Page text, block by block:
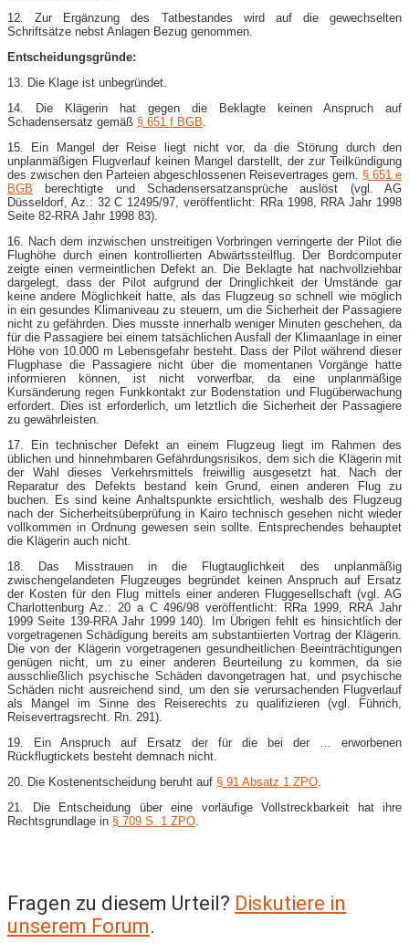
12. Zur Ergänzung des Tatbestandes wird auf die gewechselten
Schriftsätze nebst Anlagen Bezug genommen.
Entscheidungsgründe:
13. Die Klage ist unbegründet.
14. Die Klägerin hat gegen die Beklagte keinen Anspruch auf
Schadensersatz gemäß § 651 f BGB
15. Ein Mangel der Reise liegt nicht vor, da die Störung durch den
unplanmäßigen Flugverlauf keinen Mangel darstellt, der zur Teilkündigung
des zwischen den Parteien abgeschlossenen Reisevertrages gem. § 651 e
BGB berechtigte und Schadensersatzansprüche auslöst (vgl. AG
Düsseldorf, Az.: 32 C 12495/97, veröffentlicht: RRa 1998, RRA Jahr 1998
Seite 82-RRA Jahr 1998 83).
16. Nach dem inzwischen unstreitigen Vorbringen verringerte der Pilot die
Flughöhe durch einen kontrollierten Abwärtssteilflug. Der Bordcomputer
zeigte einen vermeintlichen Defekt an. Die Beklagte hat nachvollziehbar
dargelegt, dass der Pilot aufgrund der Dringlichkeit der Umstände gar
keine andere Möglichkeit hatte, als das Flugzeug so schnell wie möglich
in ein gesundes Klimaniveau zu steuern, um die Sicherheit der Passagiere
nicht zu gefährden. Dies musste innerhalb weniger Minuten geschehen, da
für die Passagiere bei einem tatsächlichen Ausfall der Klimaanlage in einer
Höhe von 10.000 m Lebensgefahr besteht. Dass der Pilot während dieser
Flugphase die Passagiere nicht über die momentanen Vorgänge hatte
informieren können, ist nicht vorwerfbar, da eine unplanmäßige
Kursänderung regen Funkkontakt zur Bodenstation und Flugüberwachung
erfordert. Dies ist erforderlich, um letztlich die Sicherheit der Passagiere
zu gewährleisten.
17. Ein technischer Defekt an einem Flugzeug liegt im Rahmen des
üblichen und hinnehmbaren Gefährdungsrisikos, dem sich die Klägerin mit
der Wahl dieses Verkehrsmittels freiwillig ausgesetzt hat. Nach der
Reparatur des Defekts bestand kein Grund, einen anderen Flug zu
buchen. Es sind keine Anhaltspunkte ersichtlich, weshalb des Flugzeug
nach der Sicherheitsüberprüfung in Kairo technisch gesehen nicht wieder
vollkommen in Ordnung gewesen sein sollte. Entsprechendes behauptet
die Klägerin auch nicht.
18. Das Misstrauen in die Flugtauglichkeit des unplanmäßig
zwischengelandeten Flugzeuges begründet keinen Anspruch auf Ersatz
der Kosten für den Flug mittels einer anderen Fluggesellschaft (vgl. AG
Charlottenburg Az.: 20 a C 496/98 veröffentlicht: RRa 1999, RRA Jahr
1999 Seite 139-RRA Jahr 1999 140). Im Übrigen fehlt es hinsichtlich der
vorgetragenen Schädigung bereits am substantiierten Vortrag der Klägerin.
Die von der Klägerin vorgetragenen gesundheitlichen Beeinträchtigungen
genügen nicht, um zu einer anderen Beurteilung zu kommen, da sie
ausschließlich psychische Schäden davongetragen hat, und psychische
Schäden nicht ausreichend sind, um den sie verursachenden Flugverlauf
als Mangel im Sinne des Reiserechts zu qualifizieren (vgl. Führich,
Reisevertragsrecht. Rn. 291).
19. Ein Anspruch auf Ersatz der für die bei der … erworbenen
Rückflugtickets besteht demnach nicht.
20. Die Kostenentscheidung beruht auf § 91 Absatz 1 ZPO
21. Die Entscheidung über eine vorläufige Vollstreckbarkeit hat ihre
Rechtsgrundlage in § 709 S. 1 ZPO
Fragen zu diesem Urteil? Diskutiere in
unserem Forum.